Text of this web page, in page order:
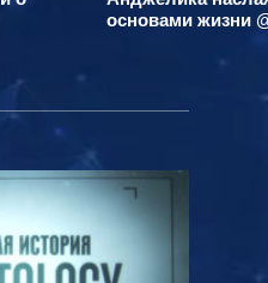
основами жизни